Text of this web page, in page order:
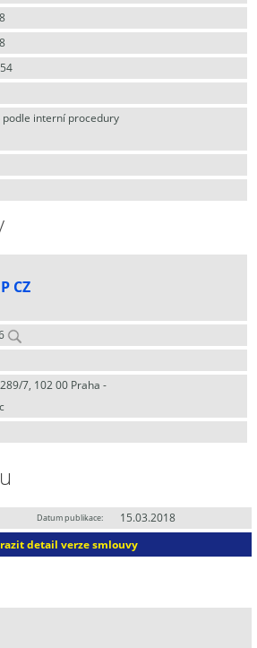
podle interní procedury
CZ
7, 102 00 Praha -
Datum publikace:
15.03.2018
detail verze smlouvy